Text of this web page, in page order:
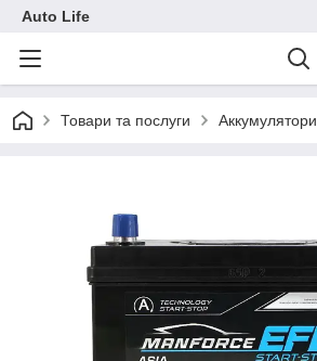
Auto Life
Товари та послуги Аккумулятори